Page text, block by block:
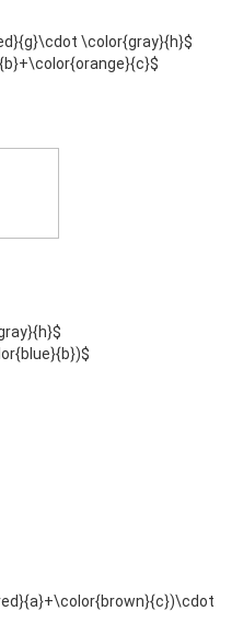
\color{gray}{h}$